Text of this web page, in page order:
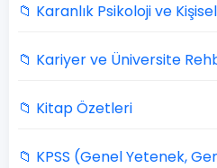
📁 Karanlık Psikoloji ve
📁 Kariyer ve Üniversite
📁 Kitap Özetleri
📁 KPSS (Genel Yetenek,